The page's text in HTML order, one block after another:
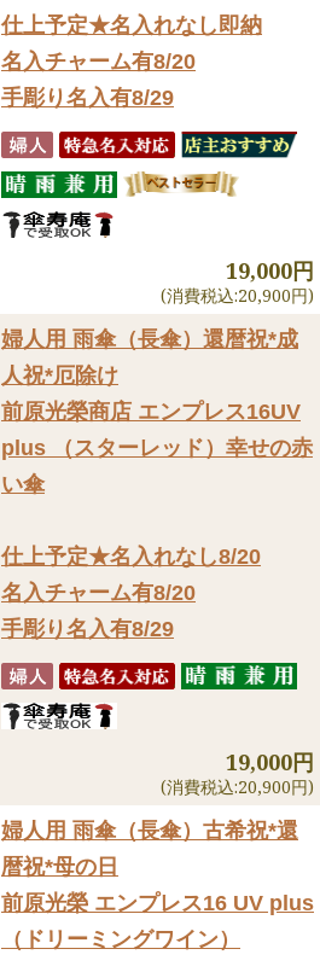
仕上予定★名入れなし即納
名入チャーム有8/20
手彫り名入有8/29
19,000円
(消費税込:20,900円)
婦人用 雨傘（長傘） 還暦祝*成
人祝*厄除け
前原光榮商店 エンプレス16UV
plus （スターレッド）幸せの赤
い傘
仕上予定★名入れなし8/20
名入チャーム有8/20
手彫り名入有8/29
19,000円
(消費税込:20,900円)
婦人用 雨傘（長傘） 古希祝*還
暦祝*母の日
前原光榮 エンプレス16 UV plus
（ドリーミングワイン）